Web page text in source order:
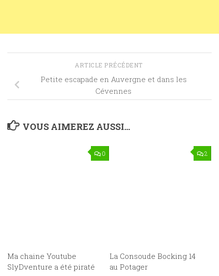
ARTICLE PRÉCÉDENT
Petite escapade en Auvergne et dans les
Cévennes
VOUS AIMEREZ AUSSI...
0
Ma chaine Youtube
SlyDventure a été piraté
2
La Consoude Bocking 14
au Potager